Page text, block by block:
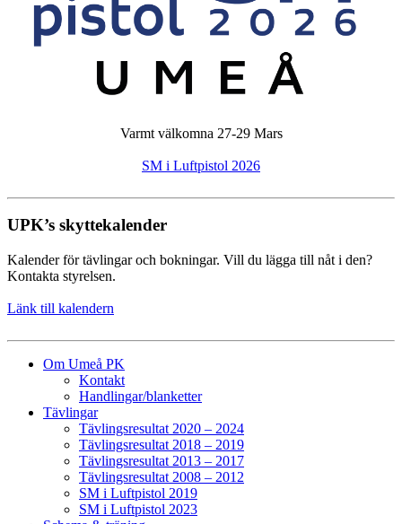
Varmt välkomna 27-29 Mars
SM i Luftpistol 2026
UPK’s skyttekalender
Kalender för tävlingar och bokningar. Vill du lägga till nåt i den?
Kontakta styrelsen.
Länk till kalendern
Om Umeå PK
Kontakt
Handlingar/blanketter
Tävlingar
Tävlingsresultat 2020 – 2024
Tävlingsresultat 2018 – 2019
Tävlingsresultat 2013 – 2017
Tävlingsresultat 2008 – 2012
SM i Luftpistol 2019
SM i Luftpistol 2023